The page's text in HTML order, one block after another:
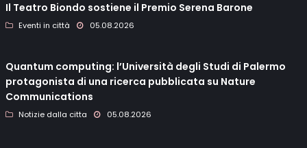
Il Teatro Biondo sostiene il Premio Serena Barone
Eventi in città 05.08.2026
Quantum computing: l’Università degli Studi di Palermo
protagonista di una ricerca pubblicata su Nature
Communications
Notizie dalla citta 05.08.2026